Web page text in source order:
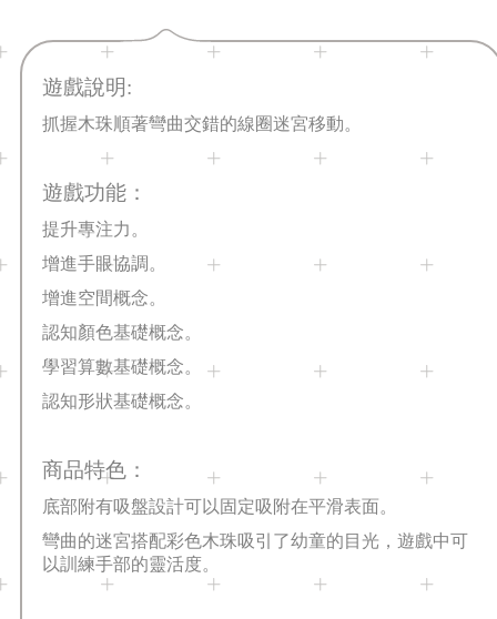
遊戲說明:
抓握木珠順著彎曲交錯的線圈迷宮移動。
遊戲功能：
提升專注力。
增進手眼協調。
增進空間概念。
認知顏色基礎概念。
學習算數基礎概念。
認知形狀基礎概念。
商品特色：
底部附有吸盤設計可以固定吸附在平滑表面。
彎曲的迷宮搭配彩色木珠吸引了幼童的目光 ， 遊戲中可
以訓練手部的靈活度。